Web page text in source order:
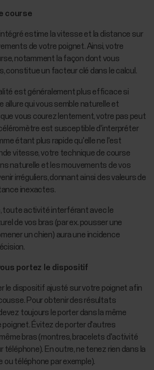
course
estime la vitesse et la distance sur
de votre poignet. Ainsi, votre
notamment la façon dont vous
constitue un facteur clé dans le calcul.
est généralement plus efficace si
allure qui vous semble naturelle et
vous courez lentement, votre pas peut
est susceptible d'interpréter
étant plus rapide qu'elle ne l'est
vitesse, votre technique de course
naturelle et les mouvements de vos
irréguliers, donnant ainsi des valeurs de
inexactes.
toute activité interférant avec le
de vos bras (par ex. pousser une
un chien) aura une incidence
portez le dispositif
le dispositif ajusté sur votre poignet afin
Pour obtenir des résultats
toujours le porter dans la même
poignet. Évitez de porter d'autres
bras (montres, bracelets d'activité
téléphone). En outre, ne tenez rien dans la
ou téléphone par exemple).